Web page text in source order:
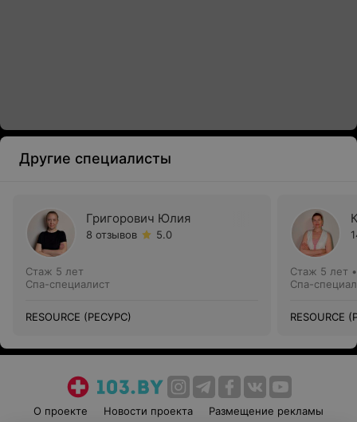
Другие специалисты
Григорович Юлия
8 отзывов 5.0
Стаж 5 лет
Спа-специалист
RESOURCE (РЕСУРС)
Стаж 5 лет
Спа-
RESOURCE
О проекте Новости проекта Размещение рекламы